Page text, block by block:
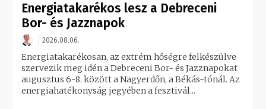
Energiatakarékos lesz a Debreceni
Bor- és Jazznapok
2026.08.06.
Energiatakarékosan, az extrém hőségre felkészülve
szervezik meg idén a Debreceni Bor- és Jazznapokat
augusztus 6-8. között a Nagyerdőn, a Békás-tónál. Az
energiahatékonyság jegyében a fesztivál...